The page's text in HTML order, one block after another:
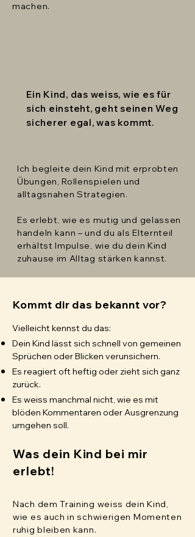
machen.
Ein Kind, das weiss, wie es für
sich einsteht, geht seinen Weg
sicherer egal, was kommt.
Ich begleite dein Kind mit erprobten
Übungen, Rollenspielen und
alltagsnahen Strategien.
Es erlebt, wie es mutig und gelassen
handeln kann – und du als Elternteil
erhältst Impulse, wie du dein Kind
zuhause im Alltag stärken kannst.
Kommt dir das bekannt vor?
Vielleicht kennst du das:
Dein Kind lässt sich schnell von gemeinen
Sprüchen oder Blicken verunsichern.
Es reagiert oft heftig oder zieht sich ganz
zurück.
Es weiss manchmal nicht, wie es mit
blöden Kommentaren oder Ausgrenzung
umgehen soll.
Was dein Kind bei mir
erlebt!
Nach dem Training weiss dein Kind,
wie es auch in schwierigen Momenten
ruhig bleiben kann.